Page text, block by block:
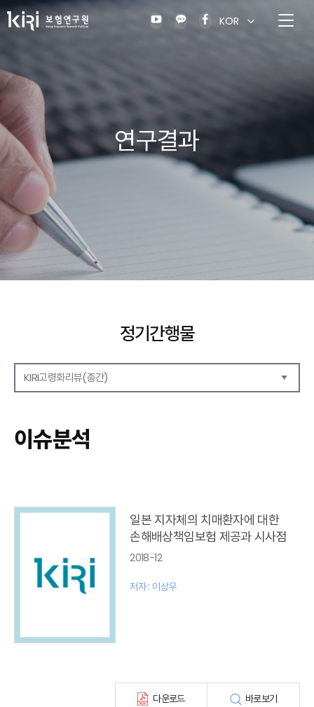
KOR
연구결과
정기간행물
KIRI고령화리뷰(종간)
보험금융연구
KIRI 리포트
이슈 분석(종간)
해외 학술연구 분석(종간)
특별기고(종간)
고령화리뷰 모음집(종간)
테마진단(종간)
최신보험정보
이슈분석
일본 지자체의 치매환자에 대한
손해배상책임보험 제공과 시사점
2018-12
저자 : 이상우
다운로드 바로보기